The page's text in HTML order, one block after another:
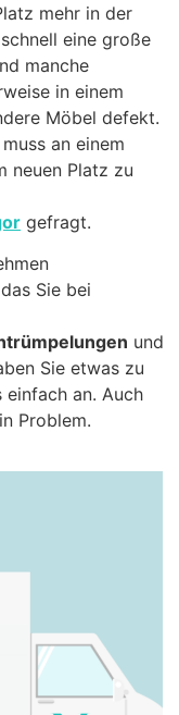
mehr in der
eine große
manche
in einem
Möbel defekt.
an einem
neuen Platz zu
gefragt.
Sie bei
und
Sie etwas zu
einfach an. Auch
Problem.